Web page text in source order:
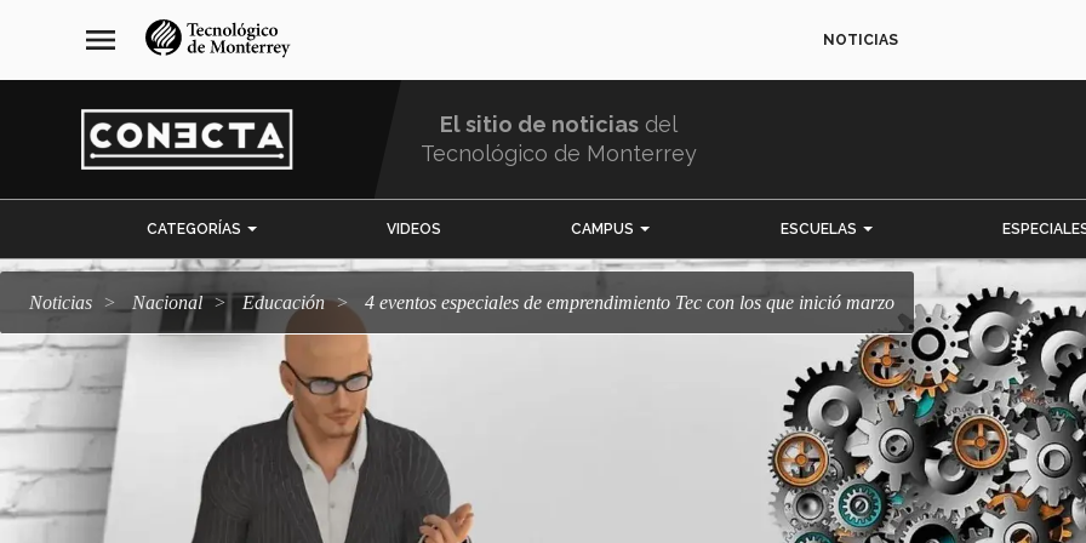
navegación
principal
menu NOTICIAS
El sitio de noticias del
Tecnológico de Monterrey
CATEGORÍAS VIDEOS CAMPUS ESCUELAS
Noticias Nacional Educación 4 eventos especiales de emprendimiento Tec con los que inició marzo